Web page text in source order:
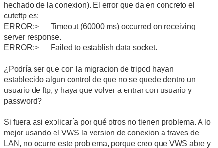
hechado de la conexion). El error que da en concreto el
cuteftp es:
ERROR:> Timeout (60000 ms) occurred on receiving
server response.
ERROR:> Failed to establish data socket.
¿Podría ser que con la migracion de tripod hayan
establecido algun control de que no se quede dentro un
usuario de ftp, y haya que volver a entrar con usuario y
password?
Si fuera asi explicaría por qué otros no tienen problema. A lo
mejor usando el VWS la version de conexion a traves de
LAN, no ocurre este problema, porque creo que VWS abre y